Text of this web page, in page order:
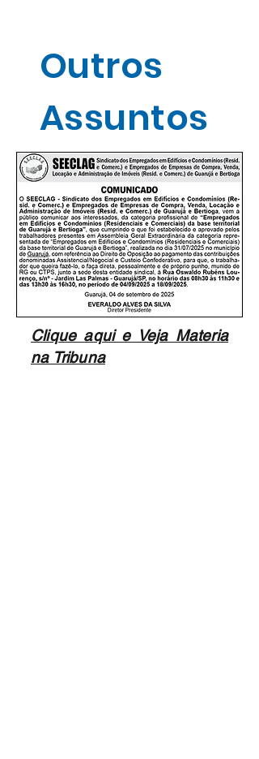
Outros
Assuntos
Clique aqui e Veja Materia
na Tribuna